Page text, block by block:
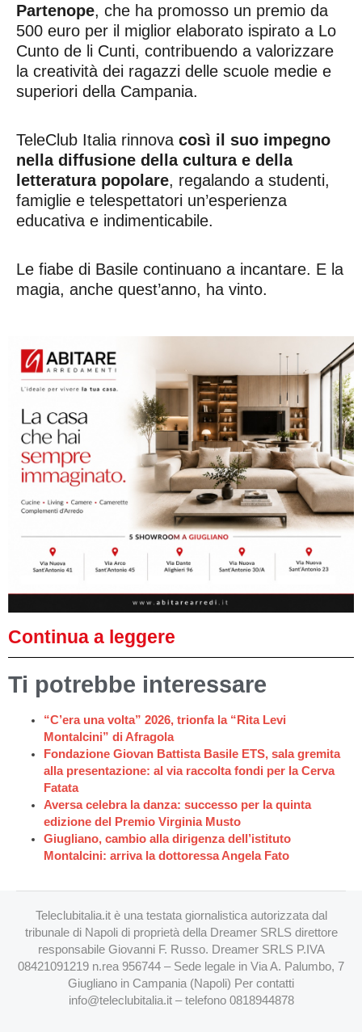
Partenope, che ha promosso un premio da
500 euro per il miglior elaborato ispirato a Lo
Cunto de li Cunti, contribuendo a valorizzare
la creatività dei ragazzi delle scuole medie e
superiori della Campania.
TeleClub Italia rinnova così il suo impegno
nella diffusione della cultura e della
letteratura popolare, regalando a studenti,
famiglie e telespettatori un’esperienza
educativa e indimenticabile.
Le fiabe di Basile continuano a incantare. E la
magia, anche quest’anno, ha vinto.
Continua a leggere
Ti potrebbe interessare
“C’era una volta” 2026, trionfa la “Rita Levi
Montalcini” di Afragola
Fondazione Giovan Battista Basile ETS, sala gremita
alla presentazione: al via raccolta fondi per la Cerva
Fatata
Aversa celebra la danza: successo per la quinta
edizione del Premio Virginia Musto
Giugliano, cambio alla dirigenza dell’istituto
Montalcini: arriva la dottoressa Angela Fato
Teleclubitalia.it è una testata giornalistica autorizzata dal
tribunale di Napoli di proprietà della Dreamer SRLS direttore
responsabile Giovanni F. Russo. Dreamer SRLS P.IVA
08421091219 n.rea 956744 – Sede legale in Via A. Palumbo, 7
Giugliano in Campania (Napoli) Per contatti
info@teleclubitalia.it– telefono 0818944878